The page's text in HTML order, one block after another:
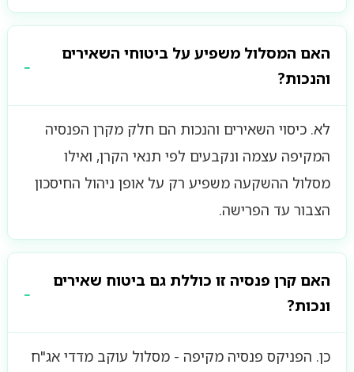
האם המסלול משפיע על ביטוחי השאירים
והנכות?
לא. כיסוי השאירים והנכות הם חלק מקרן הפנסיה
המקיפה עצמה ונקבעים לפי תנאי הקרן, ואילו
מסלול ההשקעה משפיע רק על אופן ניהול החיסכון
הצבור עד הפרישה.
האם קרן פנסיה זו כוללת גם ביטוח שאירים
ונכות?
כן. הפניקס פנסיה מקיפה - מסלול עוקב מדדי אג"ח